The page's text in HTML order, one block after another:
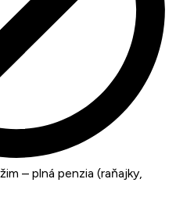
– plná penzia (raňajky,